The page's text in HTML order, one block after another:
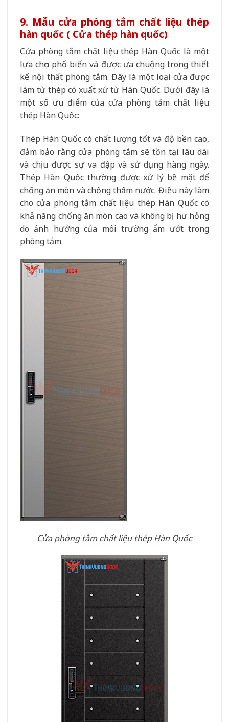
9. Mẫu cửa phòng tắm chất liệu thép
hàn quốc ( Cửa thép hàn quốc)
Cửa phòng tắm chất liệu thép Hàn Quốc là một
lựa chọn phổ biến và được ưa chuộng trong thiết
kế nội thất phòng tắm. Đây là một loại cửa được
làm từ thép có xuất xứ từ Hàn Quốc. Dưới đây là
một số ưu điểm của cửa phòng tắm chất liệu
thép Hàn Quốc:
Thép Hàn Quốc có chất lượng tốt và độ bền cao,
đảm bảo rằng cửa phòng tắm sẽ tồn tại lâu dài
và chịu được sự va đập và sử dụng hàng ngày.
Thép Hàn Quốc thường được xử lý bề mặt để
chống ăn mòn và chống thấm nước. Điều này làm
cho cửa phòng tắm chất liệu thép Hàn Quốc có
khả năng chống ăn mòn cao và không bị hư hỏng
do ảnh hưởng của môi trường ẩm ướt trong
phòng tắm.
Cửa phòng tắm chất liệu thép Hàn Quốc